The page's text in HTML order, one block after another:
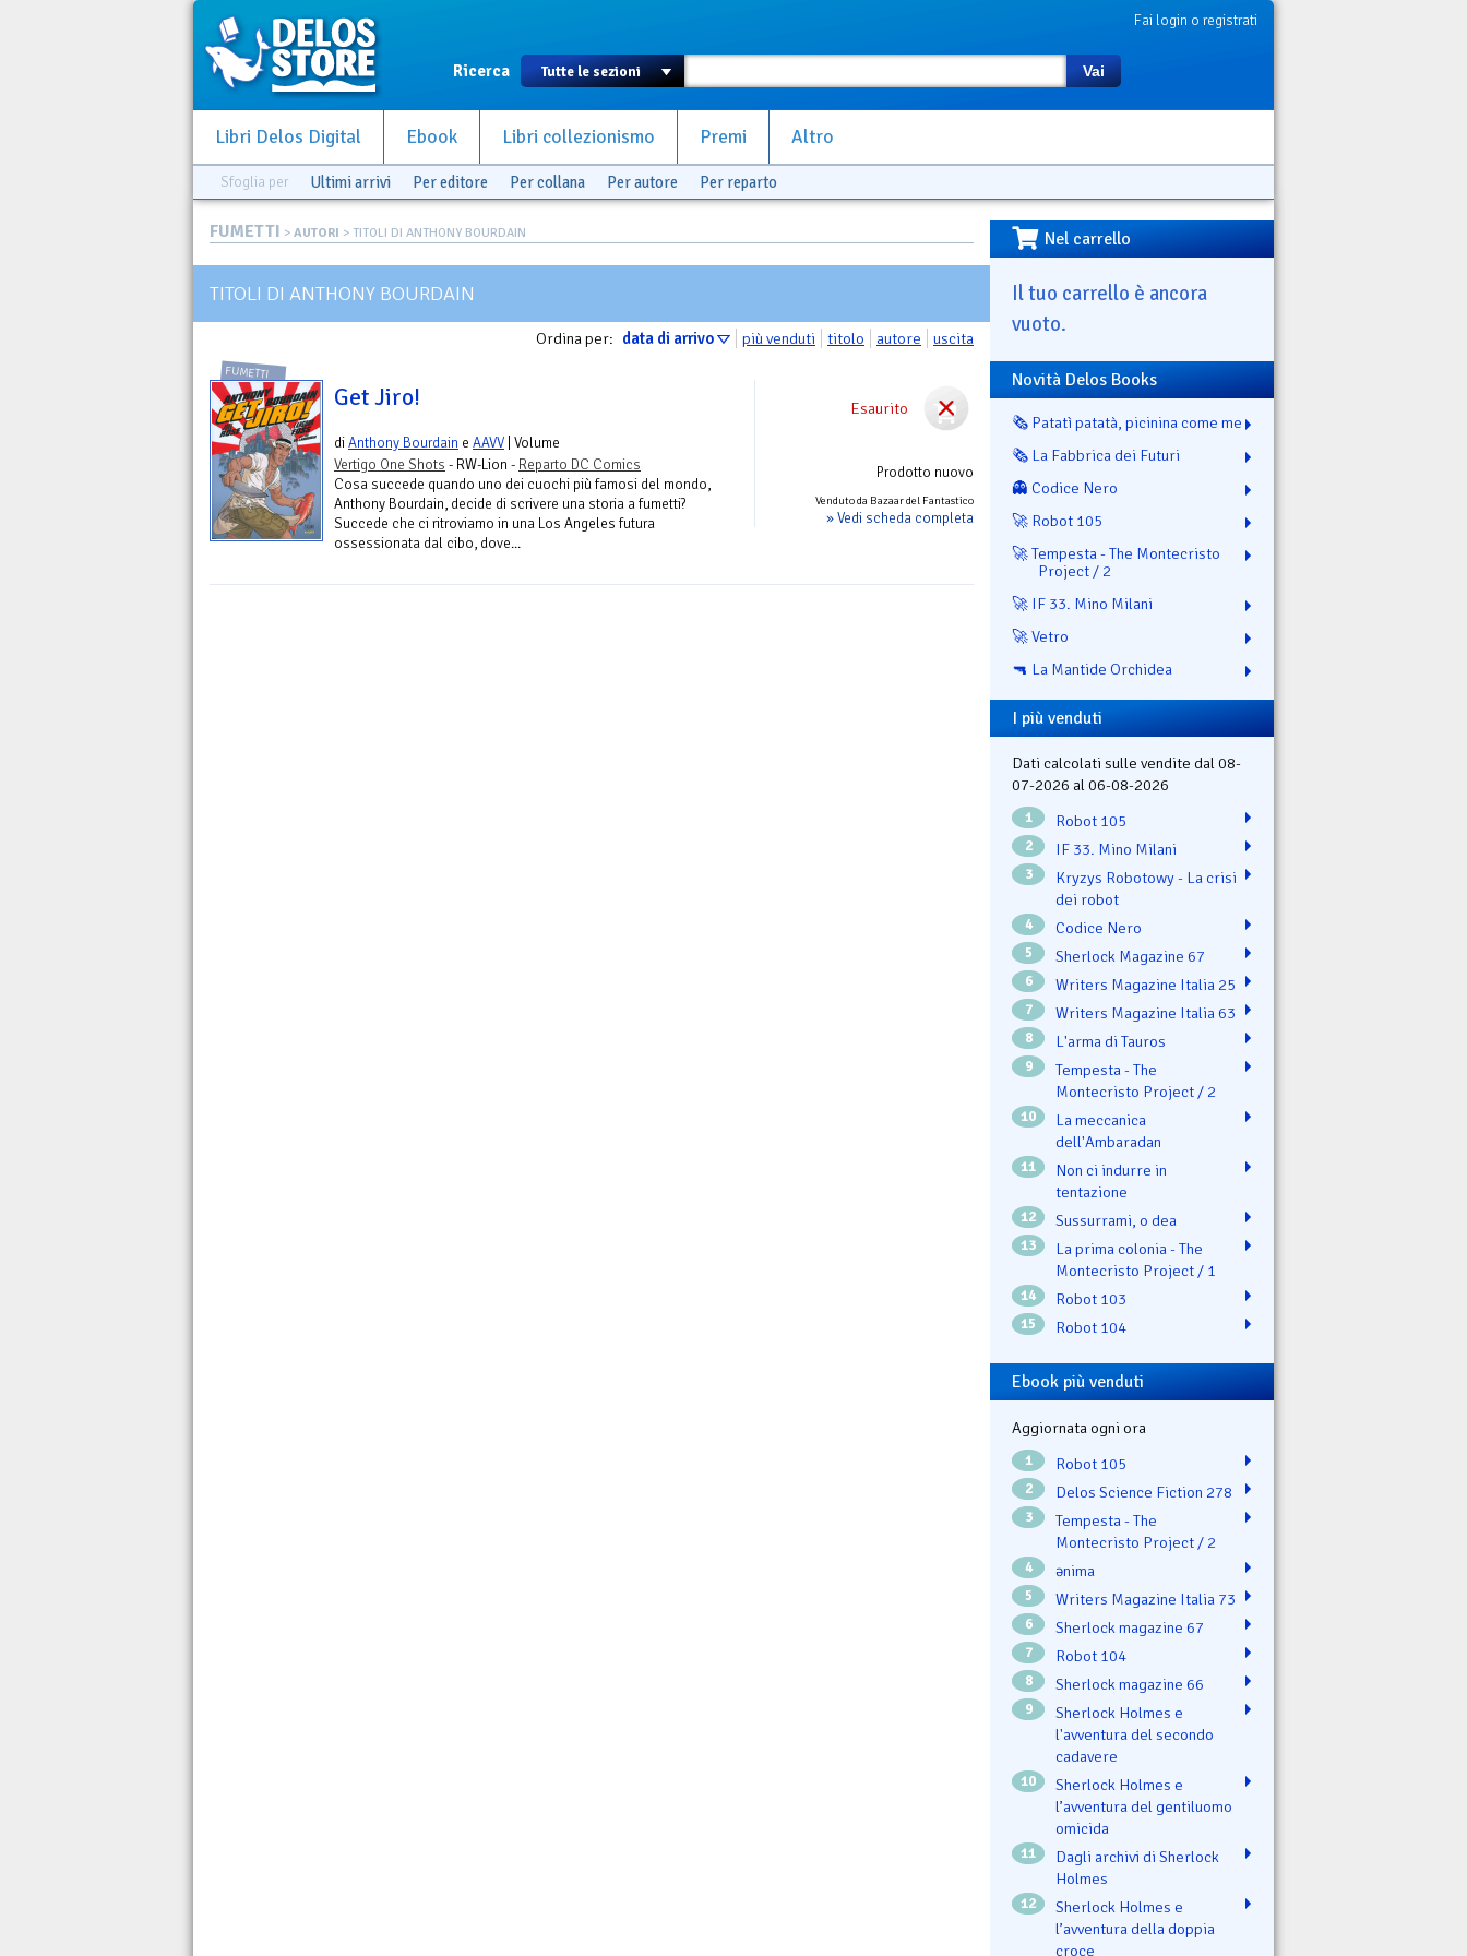
Fai login o registrati
Ricerca Vai
Libri Delos Digital Ebook Libri collezionismo Premi Altro
Sfoglia per Ultimi arrivi Per editore Per collana Per autore Per reparto
FUMETTI > AUTORI > TITOLI DI ANTHONY BOURDAIN
TITOLI DI ANTHONY BOURDAIN
Ordina per: data di arrivo più venduti titolo autore uscita
Esaurito
Prodotto nuovo
Venduto da Bazaar del Fantastico
» Vedi scheda completa
FUMETTI
Get Jiro!
diAnthony Bourdain e AAVV | Volume
Vertigo One Shots - RW-Lion - Reparto DC Comics
Cosa succede quando uno dei cuochi più famosi del mondo,
Anthony Bourdain, decide di scrivere una storia a fumetti?
Succede che ci ritroviamo in una Los Angeles futura
ossessionata dal cibo, dove...
Nel carrello
Il tuo carrello è ancora
vuoto.
Novità Delos Books
🗞️ Patatì patatà, picinina come me
🗞️ La Fabbrica dei Futuri
👻 Codice Nero
🚀 Robot 105
🚀 Tempesta - The Montecristo
Project / 2
🚀 IF 33. Mino Milani
🚀 Vetro
🔫 La Mantide Orchidea
I più venduti
Dati calcolati sulle vendite dal 08-
07-2026 al 06-08-2026
1 Robot 105
2 IF 33. Mino Milani
3
Kryzys Robotowy - La crisi
dei robot
4 Codice Nero
5 Sherlock Magazine 67
6 Writers Magazine Italia 25
7 Writers Magazine Italia 63
8 L'arma di Tauros
9
Tempesta - The
Montecristo Project / 2
10
La meccanica
dell'Ambaradan
11
Non ci indurre in
tentazione
12 Sussurrami, o dea
13
La prima colonia - The
Montecristo Project / 1
14 Robot 103
15 Robot 104
Ebook più venduti
Aggiornata ogni ora
1 Robot 105
2 Delos Science Fiction 278
3
Tempesta - The
Montecristo Project / 2
4 ənima
5 Writers Magazine Italia 73
6 Sherlock magazine 67
7 Robot 104
8 Sherlock magazine 66
9
Sherlock Holmes e
l'avventura del secondo
cadavere
10
Sherlock Holmes e
l’avventura del gentiluomo
omicida
11
Dagli archivi di Sherlock
Holmes
12
Sherlock Holmes e
l’avventura della doppia
croce